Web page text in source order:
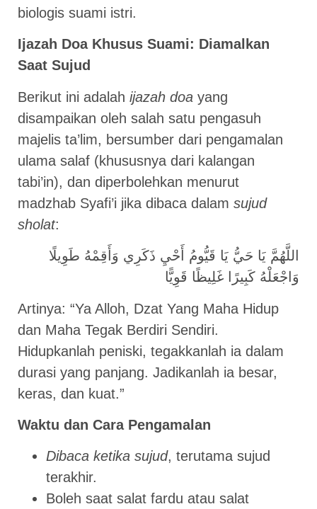
biologis suami istri.
Ijazah Doa Khusus Suami: Diamalkan
Saat Sujud
Berikut ini adalah ijazah doa yang
disampaikan oleh salah satu pengasuh
majelis ta’lim, bersumber dari pengamalan
ulama salaf (khususnya dari kalangan
tabi’in), dan diperbolehkan menurut
madzhab Syafi’i jika dibaca dalam sujud
sholat:
اللَّهُمَّ يَا حَيُّ يَا قَيُّومُ أَحْيِ ذَكَرِي وَأَقِمْهُ طَوِيلًا
وَاجْعَلْهُ كَبِيرًا غَلِيظًا قَوِيًّا
Artinya: “Ya Alloh, Dzat Yang Maha Hidup
dan Maha Tegak Berdiri Sendiri.
Hidupkanlah peniski, tegakkanlah ia dalam
durasi yang panjang. Jadikanlah ia besar,
keras, dan kuat.”
Waktu dan Cara Pengamalan
Dibaca ketika sujud, terutama sujud
terakhir.
Boleh saat salat fardu atau salat